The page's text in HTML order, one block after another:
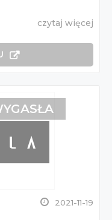
czytaj więcej
2021-11-19